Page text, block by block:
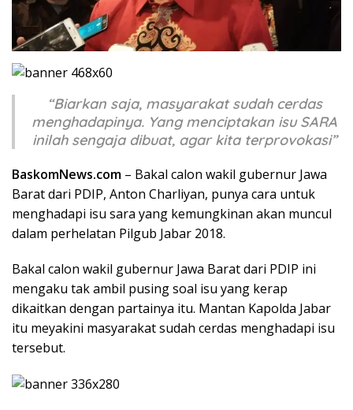
“Biarkan saja, masyarakat sudah cerdas
menghadapinya. Yang menciptakan isu SARA
inilah sengaja dibuat, agar kita terprovokasi”
BaskomNews.com – Bakal calon wakil gubernur Jawa
Barat dari PDIP, Anton Charliyan, punya cara untuk
menghadapi isu sara yang kemungkinan akan muncul
dalam perhelatan Pilgub Jabar 2018.
Bakal calon wakil gubernur Jawa Barat dari PDIP ini
mengaku tak ambil pusing soal isu yang kerap
dikaitkan dengan partainya itu. Mantan Kapolda Jabar
itu meyakini masyarakat sudah cerdas menghadapi isu
tersebut.